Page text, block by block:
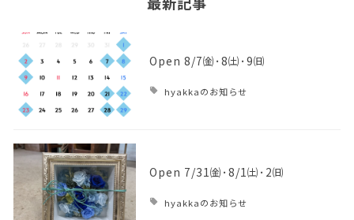
Open 8/7㈮･8㈯･9㈰
hyakkaのお知らせ
Open 7/31㈮･8/1㈯･2㈰
hyakkaのお知らせ